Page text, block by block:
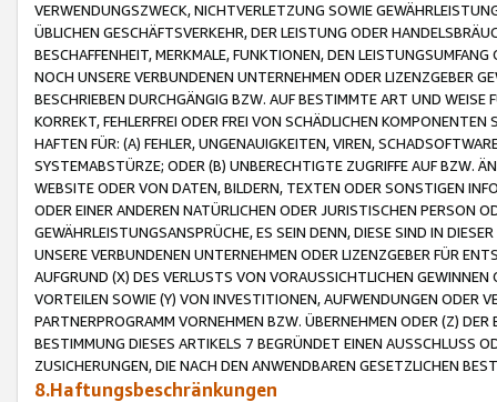
VERWENDUNGSZWECK, NICHTVERLETZUNG SOWIE
ÜBLICHEN GESCHÄFTSVERKEHR, DER LEISTUNG ODER
BESCHAFFENHEIT, MERKMALE, FUNKTIONEN, DEN
NOCH UNSERE VERBUNDENEN UNTERNEHMEN ODER LIZENZGEBER
BESCHRIEBEN DURCHGÄNGIG BZW. AUF BESTIMMTE ART UND
KORREKT, FEHLERFREI ODER FREI VON SCHÄDLICHEN
HAFTEN FÜR: (A) FEHLER, UNGENAUIGKEITEN, VIREN,
SYSTEMABSTÜRZE; ODER (B) UNBERECHTIGTE ZUGRIFFE AUF BZW.
WEBSITE ODER VON DATEN, BILDERN, TEXTEN ODER SONSTIGEN
ODER EINER ANDEREN NATÜRLICHEN ODER JURISTISCHEN PERSON
GEWÄHRLEISTUNGSANSPRÜCHE, ES SEIN DENN, DIESE SIND IN
UNSERE VERBUNDENEN UNTERNEHMEN ODER LIZENZGEBER FÜR
AUFGRUND (X) DES VERLUSTS VON VORAUSSICHTLICHEN
VORTEILEN SOWIE (Y) VON INVESTITIONEN, AUFWENDUNGEN ODER
PARTNERPROGRAMM VORNEHMEN BZW. ÜBERNEHMEN ODER (Z)
BESTIMMUNG DIESES ARTIKELS 7 BEGRÜNDET EINEN AUSSCHLUSS
ZUSICHERUNGEN, DIE NACH DEN ANWENDBAREN GESETZLICHEN
8.Haftungsbeschränkungen